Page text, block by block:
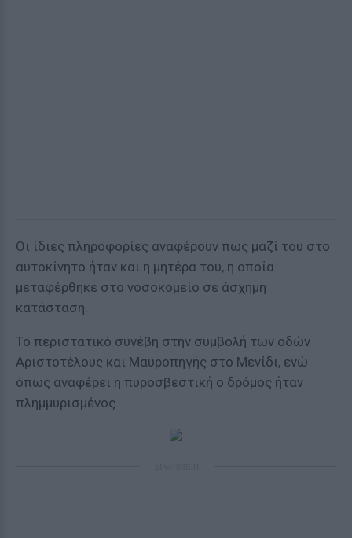
Οι ίδιες πληροφορίες αναφέρουν πως μαζί του στο
αυτοκίνητο ήταν και η μητέρα του, η οποία
μεταφέρθηκε στο νοσοκομείο σε άσχημη
κατάσταση.
Το περιστατικό συνέβη στην συμβολή των οδών
Αριστοτέλους και Μαυροπηγής στο Μενίδι, ενώ
όπως αναφέρει η πυροσβεστική ο δρόμος ήταν
πλημμυρισμένος.